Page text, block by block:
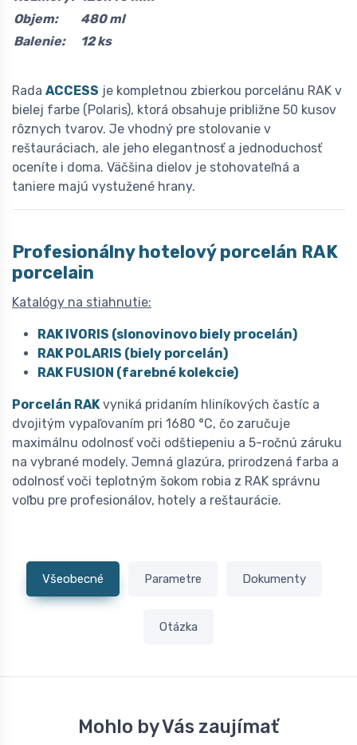
Objem:
480 ml
Balenie:
12 ks
Rada ACCESS je kompletnou zbierkou porcelánu RAK v
bielej farbe (Polaris), ktorá obsahuje približne 50 kusov
rôznych tvarov. Je vhodný pre stolovanie v
reštauráciach, ale jeho elegantnosť a jednoduchosť
oceníte i doma. Väčšina dielov je stohovateľná a
taniere majú vystužené hrany.
Profesionálny hotelový porcelán RAK
porcelain
Katalógy na stiahnutie:
RAK IVORIS (slonovinovo biely procelán)
RAK POLARIS (biely porcelán)
RAK FUSION (farebné kolekcie)
Porcelán RAKvyniká pridaním hliníkových častíc a
dvojitým vypaľovaním pri 1680 °C, čo zaručuje
maximálnu odolnosť voči odštiepeniu a 5-ročnú záruku
na vybrané modely. Jemná glazúra, prirodzená farba a
odolnosť voči teplotným šokom robia z RAK správnu
voľbu pre profesionálov, hotely a reštaurácie.
Všeobecné Parametre Dokumenty
Otázka
Mohlo by Vás zaujímať